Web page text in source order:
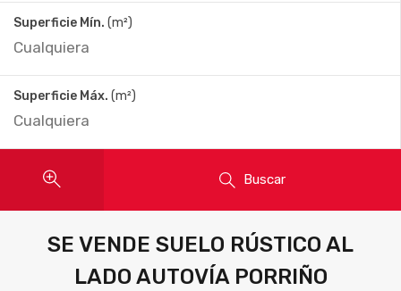
Superficie Mín. (m²)
Superficie Máx. (m²)
Buscar
SE VENDE SUELO RÚSTICO AL
LADO AUTOVÍA PORRIÑO